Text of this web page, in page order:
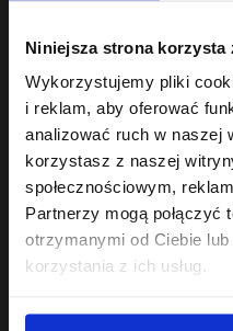
Niniejsza strona korzysta
Wykorzystujemy pliki
i reklam, aby oferować
analizować ruch w naszej
korzystasz z naszej
społecznościowym,
Partnerzy mogą połączyć
otrzymanymi od Ciebie
korzystania z ich usług.
Hair In Balance By ONLYBIO
Stylizator proteinowy
do stylizacji włosów
kręconych 200ml
7,29 zł
Najniższa cena z 30 dni przed
obniżką: 24,49 zł